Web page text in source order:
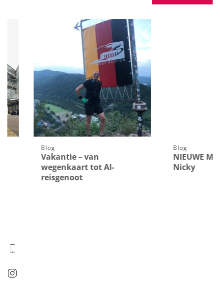
Vakantie – van
wegenkaart tot AI-
reisgenoot
NIEUWE